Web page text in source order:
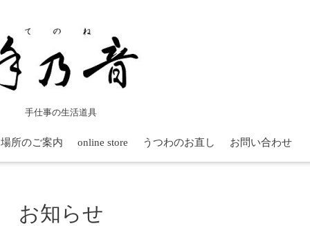
手仕事の生活道具
場所のご案内 online store うつわのお直し お問い合わせ
お知らせ